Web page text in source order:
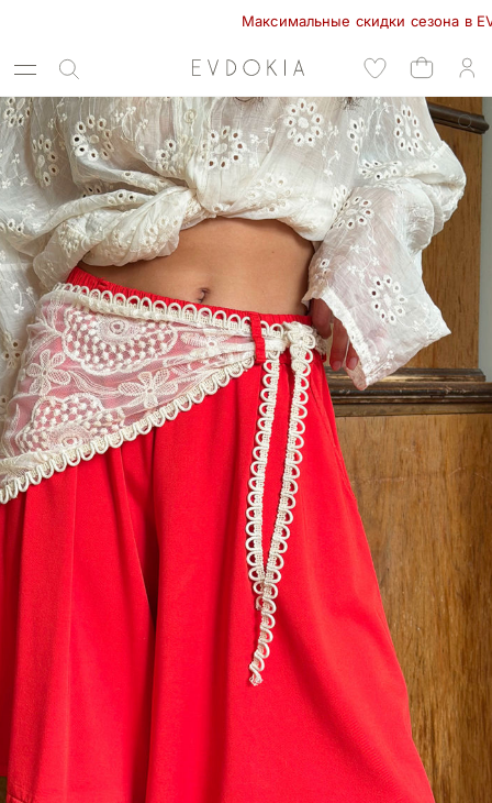
Максимальные скидки сезона в